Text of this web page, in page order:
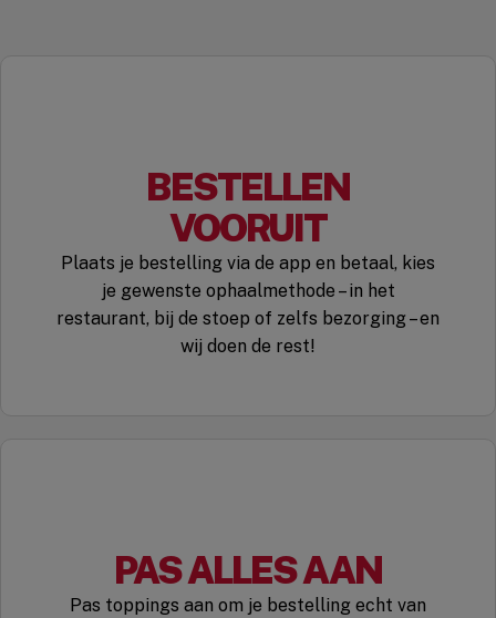
BESTELLEN
VOORUIT
Plaats je bestelling via de app en betaal, kies
je gewenste ophaalmethode – in het
restaurant, bij de stoep of zelfs bezorging – en
wij doen de rest!
PAS ALLES AAN
Pas toppings aan om je bestelling echt van